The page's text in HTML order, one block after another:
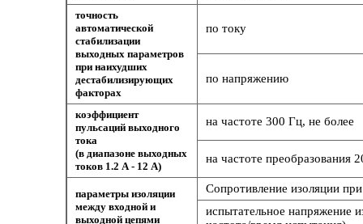
точность
автоматической
стабилизации
выходных параметров
при наихудших
дестабилизирующих
факторах
по току
по напряжению
коэффициент
пульсаций выходного
тока
(в диапазоне выходных
токов 1.2 А - 12 А)
на частоте 300 Гц, не более
на частоте преобразования
параметры изоляции
между входной и
выходной цепями
Сопротивление изоляции
испытательное напряжение